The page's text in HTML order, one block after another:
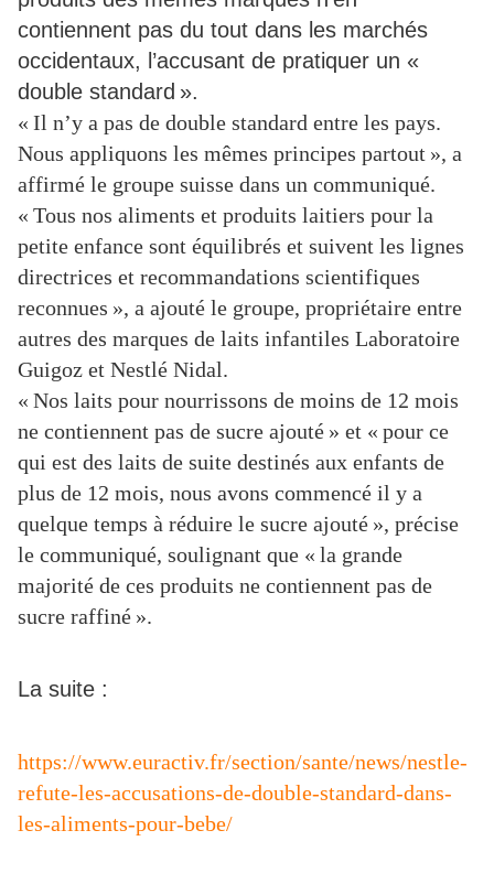
contiennent pas du tout dans les marchés
occidentaux, l’accusant de pratiquer un «
double standard ».
« Il n’y a pas de double standard entre les pays.
Nous appliquons les mêmes principes partout », a
affirmé le groupe suisse dans un communiqué.
« Tous nos aliments et produits laitiers pour la
petite enfance sont équilibrés et suivent les lignes
directrices et recommandations scientifiques
reconnues », a ajouté le groupe, propriétaire entre
autres des marques de laits infantiles Laboratoire
Guigoz et Nestlé Nidal.
« Nos laits pour nourrissons de moins de 12 mois
ne contiennent pas de sucre ajouté » et « pour ce
qui est des laits de suite destinés aux enfants de
plus de 12 mois, nous avons commencé il y a
quelque temps à réduire le sucre ajouté », précise
le communiqué, soulignant que « la grande
majorité de ces produits ne contiennent pas de
sucre raffiné ».
La suite :
https://www.euractiv.fr/section/sante/news/nestle-
refute-les-accusations-de-double-standard-dans-
les-aliments-pour-bebe/